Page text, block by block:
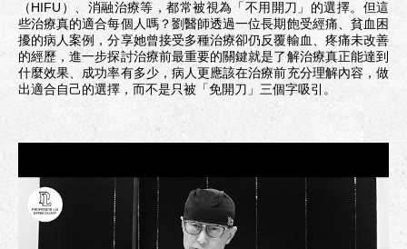
（HIFU）、消融治療等，都常被視為「不用開刀」的選擇。但這
些治療真的適合每個人嗎？劉醫師透過一位長期飽受經痛、貧血困
擾的病人案例，分享她曾接受多種治療卻仍反覆輸血、疼痛未改善
的經歷，進一步探討治療前最重要的關鍵就是了解治療真正能達到
什麼效果、成功率有多少，病人更應該在治療前充分理解內容，做
出適合自己的選擇，而不是只被「免開刀」三個字吸引。